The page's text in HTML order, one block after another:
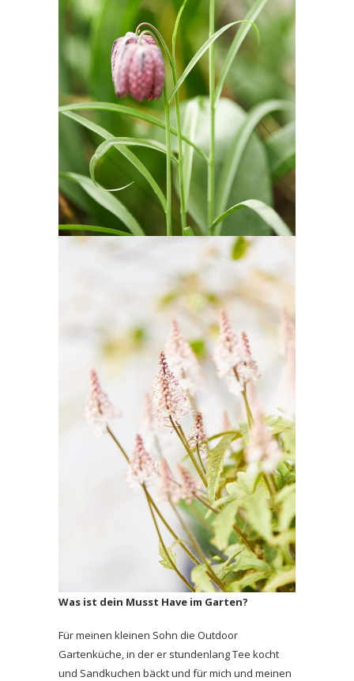
Was ist dein Musst Have im Garten?
Für meinen kleinen Sohn die Outdoor
Gartenküche, in der er stundenlang Tee kocht
und Sandkuchen bäckt und für mich und meinen